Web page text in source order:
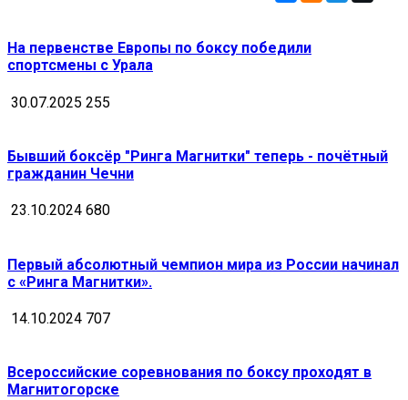
На первенстве Европы по боксу победили
спортсмены с Урала
30.07.2025 255
Бывший боксёр "Ринга Магнитки" теперь - почётный
гражданин Чечни
23.10.2024 680
Первый абсолютный чемпион мира из России начинал
с «Ринга Магнитки».
14.10.2024 707
Всероссийские соревнования по боксу проходят в
Магнитогорске